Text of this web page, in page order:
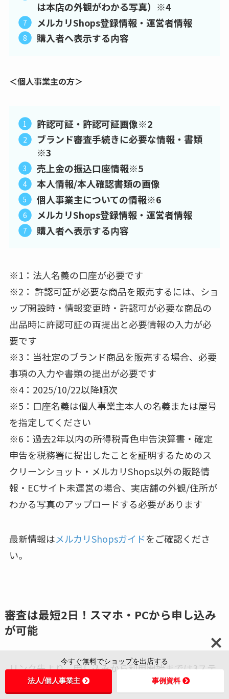
は本店の外観がわかる写真）※4
メルカリShops登録情報・運営者情報
購入者へ表示する内容
＜個人事業主の方＞
許認可証・許認可証画像※2
ブランド審査手続きに必要な情報・書類
※3
売上金の振込口座情報※5
本人情報/本人確認書類の画像
個人事業主についての情報※6
メルカリShops登録情報・運営者情報
購入者へ表示する内容
※1：法人名義の口座が必要です
※2： 許認可証が必要な商品を販売するには、ショ
ップ開設時・情報変更時・許認可が必要な商品の
出品時に許認可証の両提出と必要情報の入力が必
要です
※3：当社定のブランド商品を販売する場合、必要
事項の入力や書類の提出が必要です
※4：2025/10/22以降順次
※5：口座名義は個人事業主本人の名義または屋号
を指定してください
※6：過去2年以内の所得税青色申告決算書・確定
申告を税務署に提出したことを証明するためのス
クリーンショット・メルカリShops以外の販路情
報・ECサイト未運営の場合、実店舗の外観/住所が
わかる写真のアップロードする必要があります
最新情報はメルカリShopsガイドをご確認くださ
い。
審査は最短2日！スマホ・PCから申し込み
が可能
リンク先より、申し込みから利用開始までは3ステ
ップ！
今すぐ無料でショップを出店する
法人/個人事業主 事例資料